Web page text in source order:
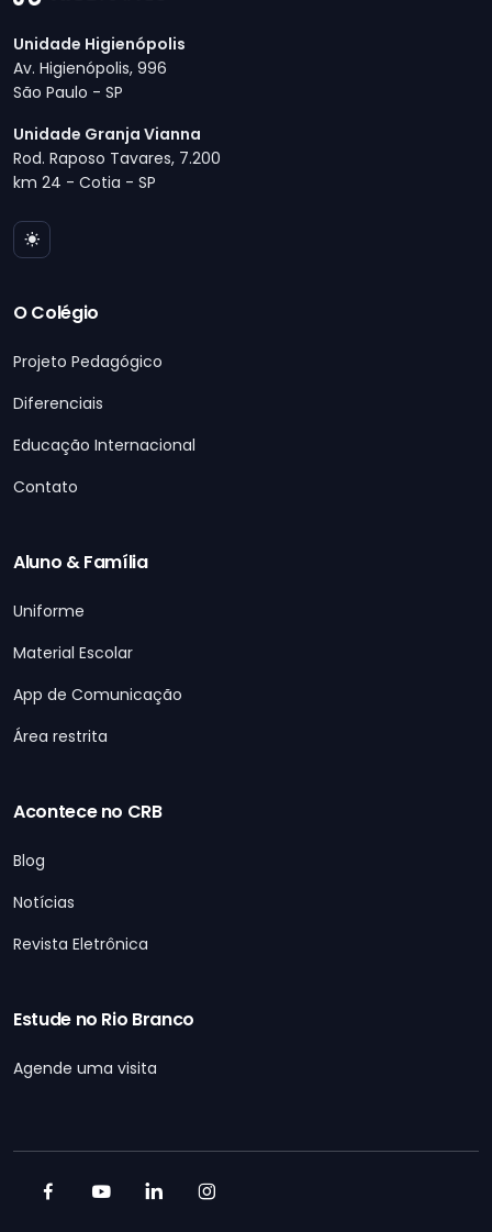
Unidade Higienópolis
Av. Higienópolis, 996
São Paulo - SP
Unidade Granja Vianna
Rod. Raposo Tavares, 7.200
km 24 - Cotia - SP
O Colégio
Projeto Pedagógico
Diferenciais
Educação Internacional
Contato
Aluno & Família
Uniforme
Material Escolar
App de Comunicação
Área restrita
Acontece no CRB
Blog
Notícias
Revista Eletrônica
Estude no Rio Branco
Agende uma visita